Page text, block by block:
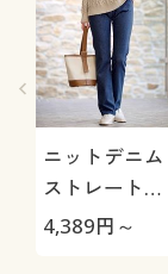
ニットデニム
ストレートパ
ンツ(スマート
4,389円～